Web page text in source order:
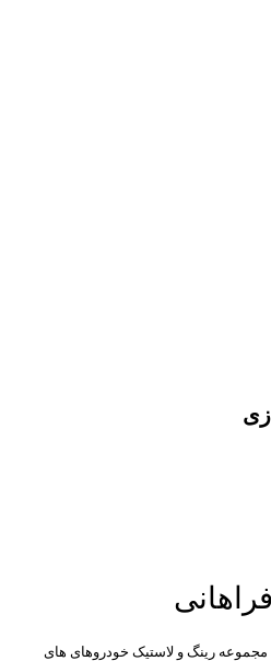
مجموعه رینگ و لاستیک خودروهای های